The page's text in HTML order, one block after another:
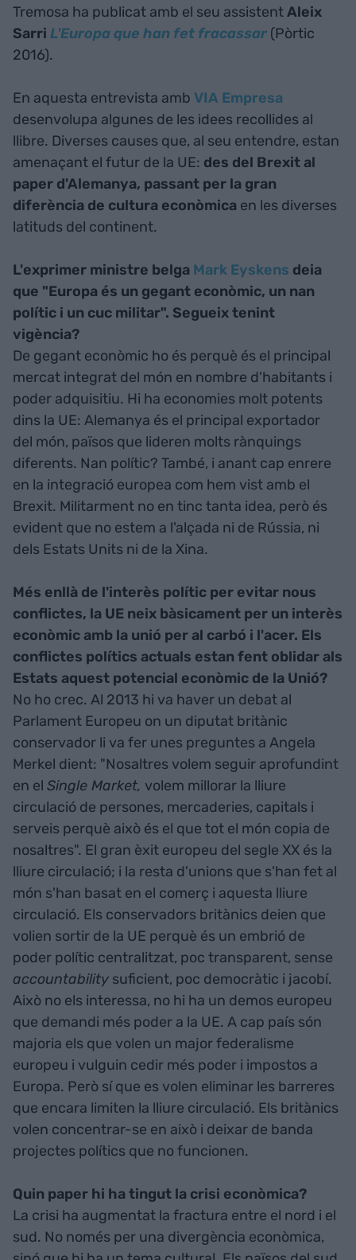
Tremosa ha publicat amb el seu assistentAleix
Sarri L'Europa que han fet fracassar (Pòrtic
2016).
En aquesta entrevista amb VIA Empresa
desenvolupa algunes de les idees recollides al
llibre. Diverses causes que, al seu entendre, estan
amenaçant el futur de la UE: des del Brexit al
paper d'Alemanya, passant per la gran
diferència de cultura econòmica en les diverses
latituds del continent.
L'exprimer ministre belga Mark Eyskens deia
que "Europa és un gegant econòmic, un nan
polític i un cuc militar". Segueix tenint
vigència?
De gegant econòmic ho és perquè és el principal
mercat integrat del món en nombre d'habitants i
poder adquisitiu. Hi ha economies molt potents
dins la UE: Alemanya és el principal exportador
del món, països que lideren molts rànquings
diferents. Nan polític? També, i anant cap enrere
en la integració europea com hem vist amb el
Brexit. Militarment no en tinc tanta idea, però és
evident que no estem a l'alçada ni de Rússia, ni
dels Estats Units ni de la Xina.
Més enllà de l'interès polític per evitar nous
conflictes, la UE neix bàsicament per un interès
econòmic amb la unió per al carbó i l'acer. Els
conflictes polítics actuals estan fent oblidar als
Estats aquest potencial econòmic de la Unió?
No ho crec. Al 2013 hi va haver un debat al
Parlament Europeu on un diputat britànic
conservador li va fer unes preguntes a Angela
Merkel dient: "Nosaltres volem seguir aprofundint
en el Single Market, volem millorar la lliure
circulació de persones, mercaderies, capitals i
serveis perquè això és el que tot el món copia de
nosaltres". El gran èxit europeu del segle XX és la
lliure circulació; i la resta d'unions que s'han fet al
món s'han basat en el comerç i aquesta lliure
circulació. Els conservadors britànics deien que
volien sortir de la UE perquè és un embrió de
poder polític centralitzat, poc transparent, sense
accountability suficient, poc democràtic i jacobí.
Això no els interessa, no hi ha un demos europeu
que demandi més poder a la UE. A cap país són
majoria els que volen un major federalisme
europeu i vulguin cedir més poder i impostos a
Europa. Però sí que es volen eliminar les barreres
que encara limiten la lliure circulació. Els britànics
volen concentrar-se en això i deixar de banda
projectes polítics que no funcionen.
Quin paper hi ha tingut la crisi econòmica?
La crisi ha augmentat la fractura entre el nord i el
sud. No només per una divergència econòmica,